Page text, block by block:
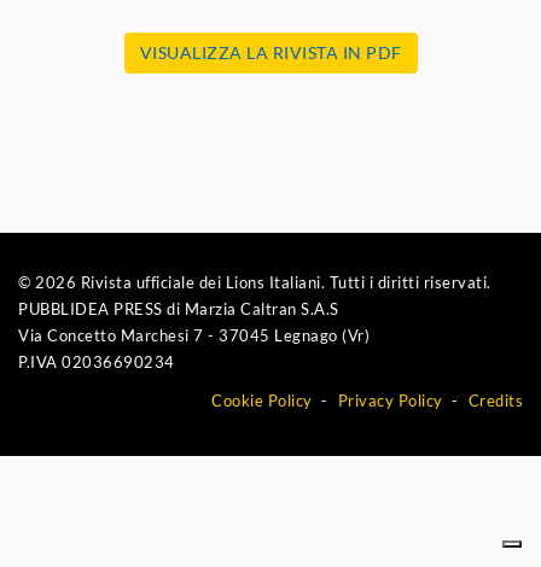
VISUALIZZA LA RIVISTA IN PDF
© 2026 Rivista ufficiale dei Lions Italiani. Tutti i diritti riservati.
PUBBLIDEA PRESS di Marzia Caltran S.A.S
Via Concetto Marchesi 7 - 37045 Legnago (Vr)
P.IVA 02036690234
Cookie Policy
Privacy Policy Credits